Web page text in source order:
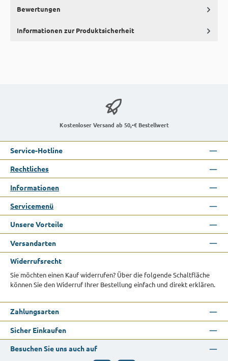
Bewertungen
Informationen zur Produktsicherheit
Kostenloser Versand ab 50,-€ Bestellwert
Service-Hotline
Rechtliches
Informationen
Servicemenü
Unsere Vorteile
Versandarten
Widerrufsrecht
Sie möchten einen Kauf widerrufen? Über die folgende Schaltfläche
können Sie den Widerruf Ihrer Bestellung einfach und direkt erklären.
Zahlungsarten
Sicher Einkaufen
Besuchen Sie uns auch auf